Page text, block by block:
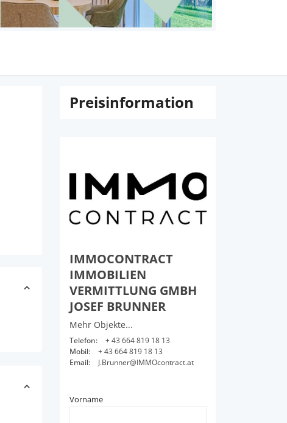
IMMOCONTRACT
IMMOBILIEN
VERMITTLUNG GMBH
JOSEF BRUNNER
Mehr Objekte...
Telefon:
+ 43 664 819 18 13
Mobil:
+ 43 664 819 18 13
Email:
J.Brunner@IMMOcontract.at
Vorname
Preisinformation